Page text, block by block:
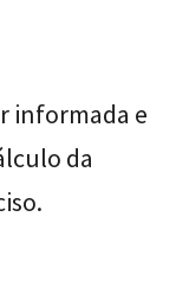
informada e
da